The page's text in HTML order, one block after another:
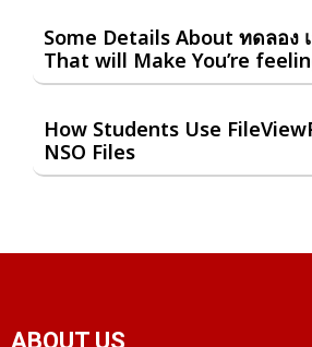
Some Details About ทดลอง
That will Make You’re
How Students Use
NSO Files
ABOUT US